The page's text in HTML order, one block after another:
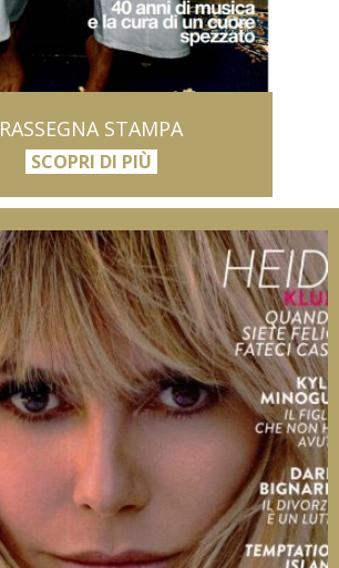
RASSEGNA STAMPA
SCOPRI DI PIÙ